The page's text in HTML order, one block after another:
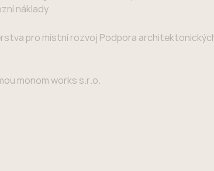
náklady.
pro místní rozvoj Podpora
monom works s.r.o.